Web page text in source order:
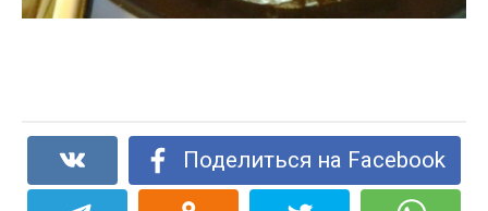
Поделиться на Facebook